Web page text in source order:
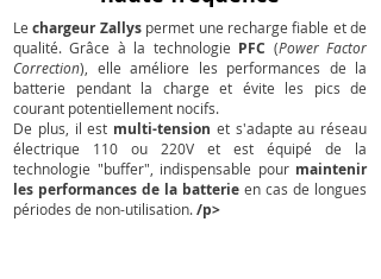
Lechargeur Zallyspermet une recharge fiable et de
qualité. Grâce à la technologie PFC (Power Factor
Correction), elle améliore les performances de la
batterie pendant la charge et évite les pics de
courant potentiellement nocifs.
De plus, il est multi-tension et s'adapte au réseau
électrique 110 ou 220V et est équipé de la
technologie "buffer", indispensable pour maintenir
les performances de la batterie en cas de longues
périodes de non-utilisation./p>